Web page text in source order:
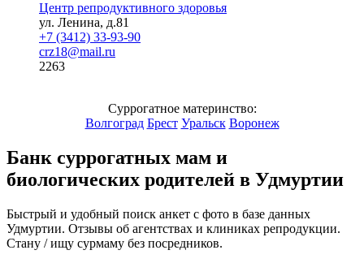
Центр репродуктивного здоровья
ул. Ленина, д.81
+7 (3412) 33-93-90
crz18@mail.ru
2263
Суррогатное материнство:
Волгоград Брест Уральск Воронеж
Банк суррогатных мам и
биологических родителей в Удмуртии
Быстрый и удобный поиск анкет с фото в базе данных
Удмуртии. Отзывы об агентствах и клиниках репродукции.
Стану / ищу сурмаму без посредников.